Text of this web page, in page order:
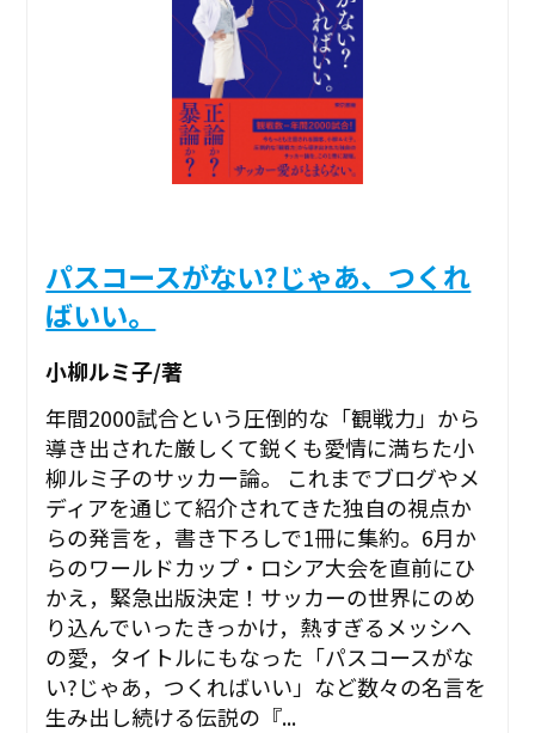
パスコースがない?じゃあ、つくれ
ばいい。
小柳ルミ子/著
年間2000試合という圧倒的な「観戦力」から
導き出された厳しくて鋭くも愛情に満ちた小
柳ルミ子のサッカー論。 これまでブログやメ
ディアを通じて紹介されてきた独自の視点か
らの発言を，書き下ろしで1冊に集約。6月か
らのワールドカップ・ロシア大会を直前にひ
かえ，緊急出版決定！サッカーの世界にのめ
り込んでいったきっかけ，熱すぎるメッシへ
の愛，タイトルにもなった「パスコースがな
い?じゃあ，つくればいい」など数々の名言を
生み出し続ける伝説の『...